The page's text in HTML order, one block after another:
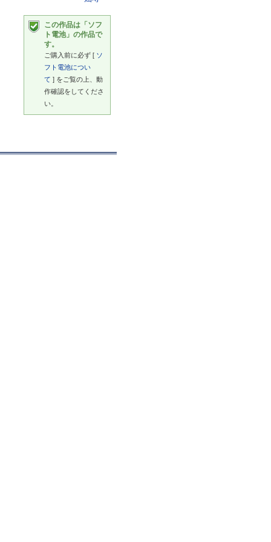
この作品は「ソフ
ト電池」の作品で
す。
ご購入前に必ず [ ソ
フト電池につい
て ] をご覧の上、動
作確認をしてくださ
い。